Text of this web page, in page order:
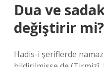
Dua ve
değiştirir mi?
Hadis-i şeriflerde